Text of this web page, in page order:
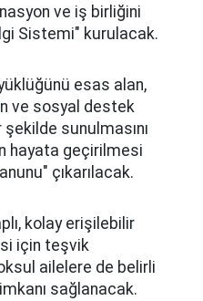
ve iş birliğini
Sistemi" kurulacak.
esas alan,
ve sosyal destek
sunulmasını
hayata geçirilmesi
çıkarılacak.
kolay erişilebilir
için teşvik
ailelere de belirli
sağlanacak.